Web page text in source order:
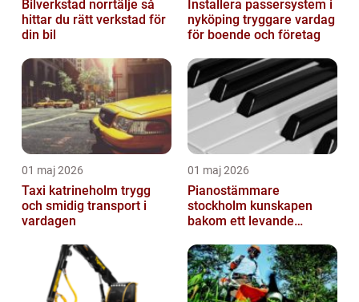
Bilverkstad norrtälje så
hittar du rätt verkstad för
din bil
Installera passersystem i
nyköping tryggare vardag
för boende och företag
01 maj 2026
Taxi katrineholm trygg
och smidig transport i
vardagen
01 maj 2026
Pianostämmare
stockholm kunskapen
bakom ett levande